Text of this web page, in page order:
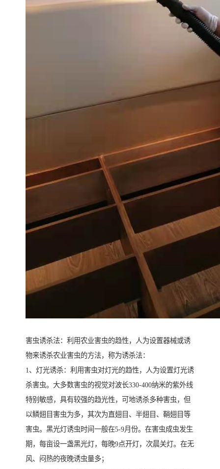
害虫诱杀法：利用农业害虫的趋性，人为设置器械或诱
物来诱杀农业害虫的方法，称为诱杀法：
1、灯光诱杀：利用害虫对灯光的趋性，人为设置灯光诱
杀害虫。大多数害虫的视觉对波长330-400纳米的紫外线
特别敏感，具有较强的趋光性，可地诱杀多种害虫，但
以鳞翅目害虫为多，其次为直翅目、半翅目、鞘翅目等
害虫。黑光灯诱虫时间一般在5-9月份。在害虫成虫发生
期，每亩设一盏黑光灯，每晚9点开灯，次晨关灯。在无
风、闷热的夜晚诱虫量多；